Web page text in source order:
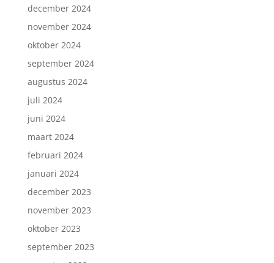
december 2024
november 2024
oktober 2024
september 2024
augustus 2024
juli 2024
juni 2024
maart 2024
februari 2024
januari 2024
december 2023
november 2023
oktober 2023
september 2023